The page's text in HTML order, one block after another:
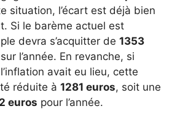
situation, l’écart est déjà bien
Si le barème actuel est
devra s’acquitter de 1353
l’année. En revanche, si
avait eu lieu, cette
réduite à 1281 euros, soit une
euros pour l’année.